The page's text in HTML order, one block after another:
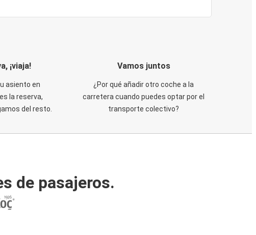
¡viaja!
asiento en
la reserva,
del resto.
Vamos juntos
¿Por qué añadir otro coche a la
carretera cuando puedes optar por el
transporte colectivo?
de pasajeros.